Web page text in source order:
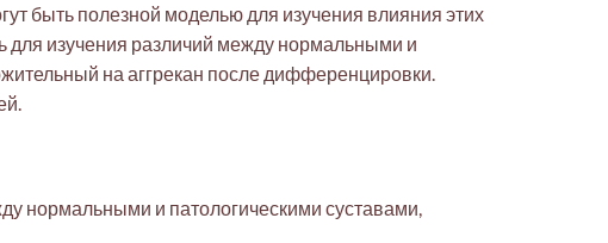
быть полезной моделью для изучения влияния этих
для изучения различий между нормальными и
на аггрекан после дифференцировки.
нормальными и патологическими суставами,